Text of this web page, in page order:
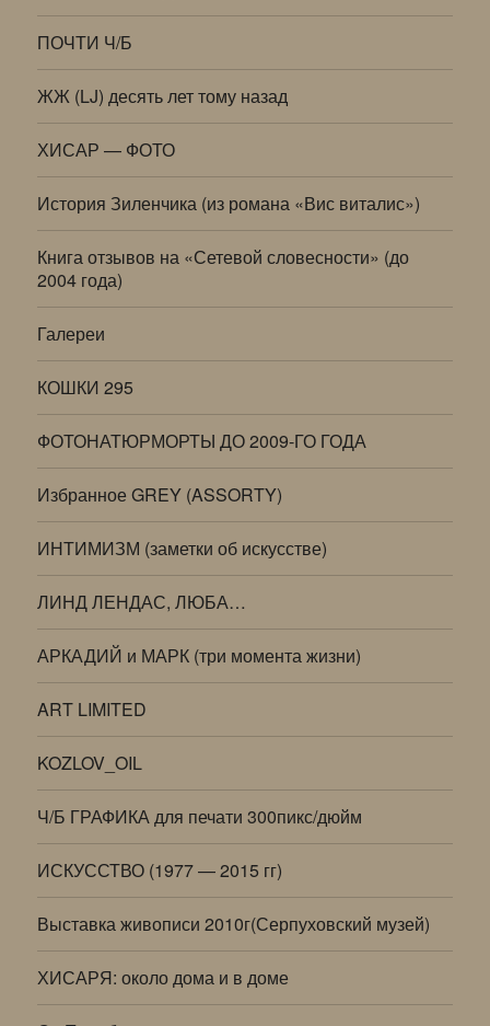
ПОЧТИ Ч/Б
ЖЖ (LJ) десять лет тому назад
ХИСАР — ФОТО
История Зиленчика (из романа «Вис виталис»)
Книга отзывов на «Сетевой словесности» (до
2004 года)
Галереи
КОШКИ 295
ФОТОНАТЮРМОРТЫ ДО 2009-ГО ГОДА
Избранное GREY (ASSORTY)
ИНТИМИЗМ (заметки об искусстве)
ЛИНД ЛЕНДАС, ЛЮБА…
АРКАДИЙ и МАРК (три момента жизни)
ART LIMITED
KOZLOV_OIL
Ч/Б ГРАФИКА для печати 300пикс/дюйм
ИСКУССТВО (1977 — 2015 гг)
Выставка живописи 2010г(Серпуховский музей)
ХИСАРЯ: около дома и в доме